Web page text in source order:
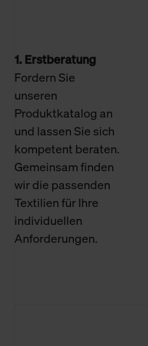
1. Erstberatung
Fordern Sie
unseren
Produktkatalog an
und lassen Sie sich
kompetent beraten.
Gemeinsam finden
wir die passenden
Textilien für Ihre
individuellen
Anforderungen.